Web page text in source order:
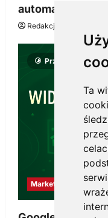
Ta
automatyzacji i
Redakcja KnowMore.pl
Przeczytano 8
Marketing